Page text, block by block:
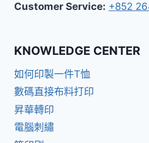
Customer Service: +852
KNOWLEDGE CENTER
如何印製一件T恤
數碼直接布料打印
昇華轉印
電腦刺繡